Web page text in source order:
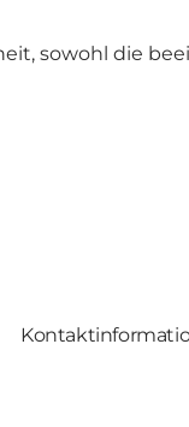
sowohl die